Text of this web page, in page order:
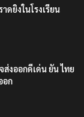
ดยิงในโรงเรียน
ส่งออกดีเด่น ยัน ไทย
อก